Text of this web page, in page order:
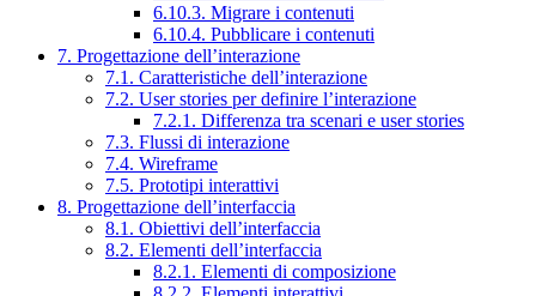
6.10.3. Migrare i contenuti
6.10.4. Pubblicare i contenuti
7. Progettazione dell’interazione
7.1. Caratteristiche dell’interazione
7.2. User stories per definire l’interazione
7.2.1. Differenza tra scenari e user stories
7.3. Flussi di interazione
7.4. Wireframe
7.5. Prototipi interattivi
8. Progettazione dell’interfaccia
8.1. Obiettivi dell’interfaccia
8.2. Elementi dell’interfaccia
8.2.1. Elementi di composizione